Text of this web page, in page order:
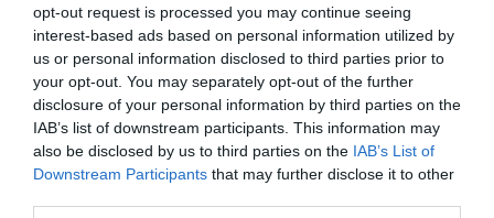
opt-out request is processed you may continue seeing
interest-based ads based on personal information utilized by
us or personal information disclosed to third parties prior to
your opt-out. You may separately opt-out of the further
disclosure of your personal information by third parties on the
IAB’s list of downstream participants. This information may
also be disclosed by us to third parties on the IAB’s List of
Downstream Participants that may further disclose it to other
ΕΠΌΜΕΝΗ ΑΝΆΡΤΗΣΗ
ΜΑΝΙΛΑ: ΔΟΡΥΦΟΡΟΙ ΚΑΤΕΓΡΑΨΑΝ ΜΥΣΤΗΡΙΩΔΗ ΚΑΤΑΣΚΕΥΗ
ΣΤΟΝ ΥΦΑΛΟ ΣΚΑΡΜΠΟΡΟ – ΕΞΑΦΑΝΙΣΤΗΚΕ ΜΕΣΑ ΣΕ ΛΙΓΕΣ
ΗΜΕΡΕΣ
ΣΧΕΤΙΚΈΣ ΑΝΑΡΤΉΣΕΙΣ